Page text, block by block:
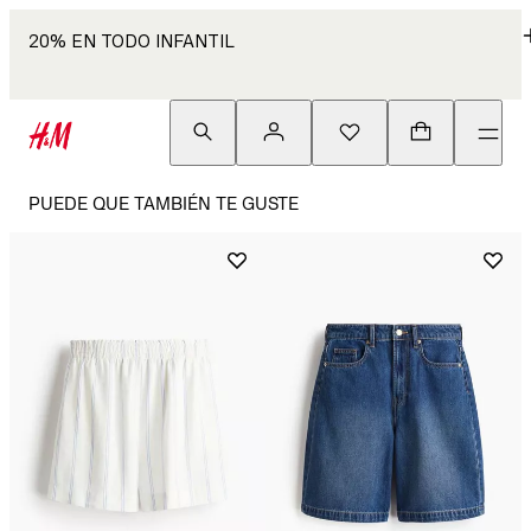
20% EN TODO INFANTIL
PUEDE QUE TAMBIÉN TE GUSTE